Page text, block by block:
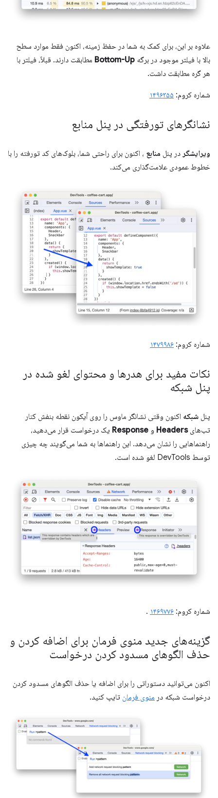
علاوه بر این، برای کمک به شما در حفظ زمینه، اکنون فقط موارد سطح
بالا با فیلتر موجود در برگه Bottom-Up مطابقت دارند. قبلاً، فیلتر با
هر گره مطابقت داشت.
شماره کروم: ۱۴۹۶۳۵۵
نشانگرهای تورفتگی در پنل منابع
ویرایشگر در پنل منابع ، اکنون برای راحتی شما، بلوک‌های کد تورفته را با
خطوط عمودی علامت‌گذاری می‌کند.
شماره کروم: ۱۴۷۹۹۸۶
نکات مفید برای هدرها و محتوای لغو شده در
پنل شبکه
پنل شبکه اکنون وقتی نشانگر ماوس را روی آیکون نقطه بنفش کنار
تب‌هایHeaders و Response یک درخواست قرار می‌دهید،
راهنماهایی را نشان می‌دهد. این راهنماها به شما می‌گویند چه چیزی
توسط DevTools لغو شده است.
شماره کروم: ۱۴۶۹۷۷۶ .
گزینه‌های جدید منوی فرمان برای اضافه کردن و
حذف الگوهای مسدود کردن درخواست
اکنون می‌توانید دستوراتی را برای اضافه یا حذف الگوهای مسدود کردن
درخواست شبکه در منوی فرمان تایپ کنید.